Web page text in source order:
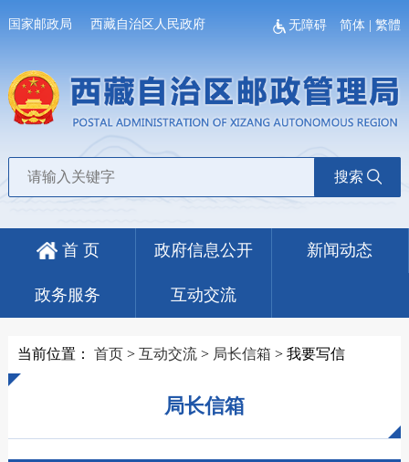
国家邮政局 西藏自治区人民政府 无障碍 简体 |繁體
搜索
首 页 政府信息公开 新闻动态
政务服务 互动交流
当前位置： 首页> 互动交流> 局长信箱 > 我要写信
局长信箱